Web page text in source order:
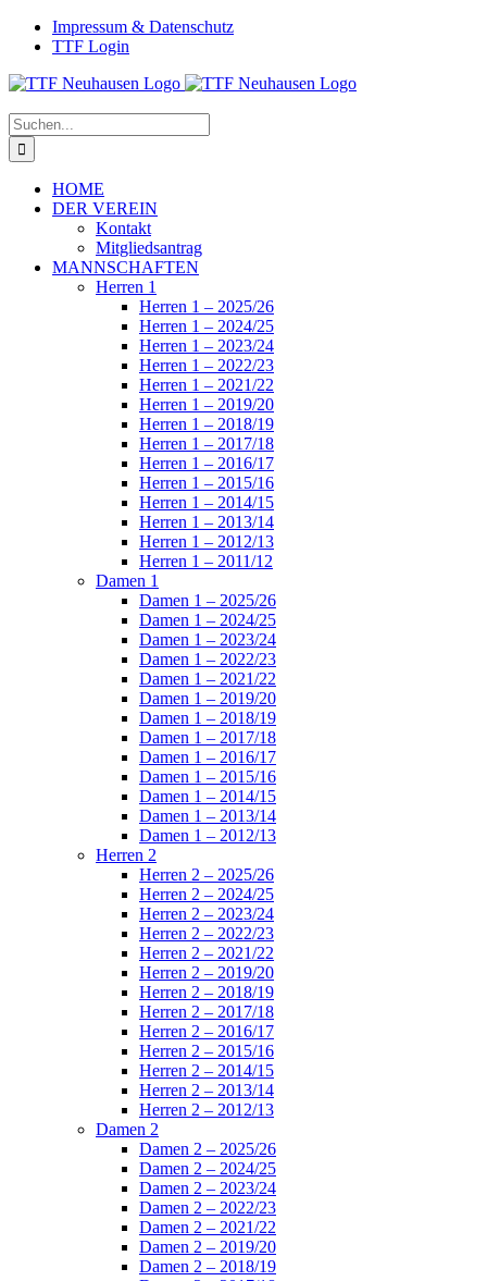
Zum
Inhalt
Facebook
InstagramImpressum & Datenschutz
TTF Login
Suche
nach:
HOME
DER VEREIN
Kontakt
Mitgliedsantrag
MANNSCHAFTEN
Herren 1
Herren 1 – 2025/26
Herren 1 – 2024/25
Herren 1 – 2023/24
Herren 1 – 2022/23
Herren 1 – 2021/22
Herren 1 – 2019/20
Herren 1 – 2018/19
Herren 1 – 2017/18
Herren 1 – 2016/17
Herren 1 – 2015/16
Herren 1 – 2014/15
Herren 1 – 2013/14
Herren 1 – 2012/13
Herren 1 – 2011/12
Damen 1
Damen 1 – 2025/26
Damen 1 – 2024/25
Damen 1 – 2023/24
Damen 1 – 2022/23
Damen 1 – 2021/22
Damen 1 – 2019/20
Damen 1 – 2018/19
Damen 1 – 2017/18
Damen 1 – 2016/17
Damen 1 – 2015/16
Damen 1 – 2014/15
Damen 1 – 2013/14
Damen 1 – 2012/13
Herren 2
Herren 2 – 2025/26
Herren 2 – 2024/25
Herren 2 – 2023/24
Herren 2 – 2022/23
Herren 2 – 2021/22
Herren 2 – 2019/20
Herren 2 – 2018/19
Herren 2 – 2017/18
Herren 2 – 2016/17
Herren 2 – 2015/16
Herren 2 – 2014/15
Herren 2 – 2013/14
Herren 2 – 2012/13
Damen 2
Damen 2 – 2025/26
Damen 2 – 2024/25
Damen 2 – 2023/24
Damen 2 – 2022/23
Damen 2 – 2021/22
Damen 2 – 2019/20
Damen 2 – 2018/19